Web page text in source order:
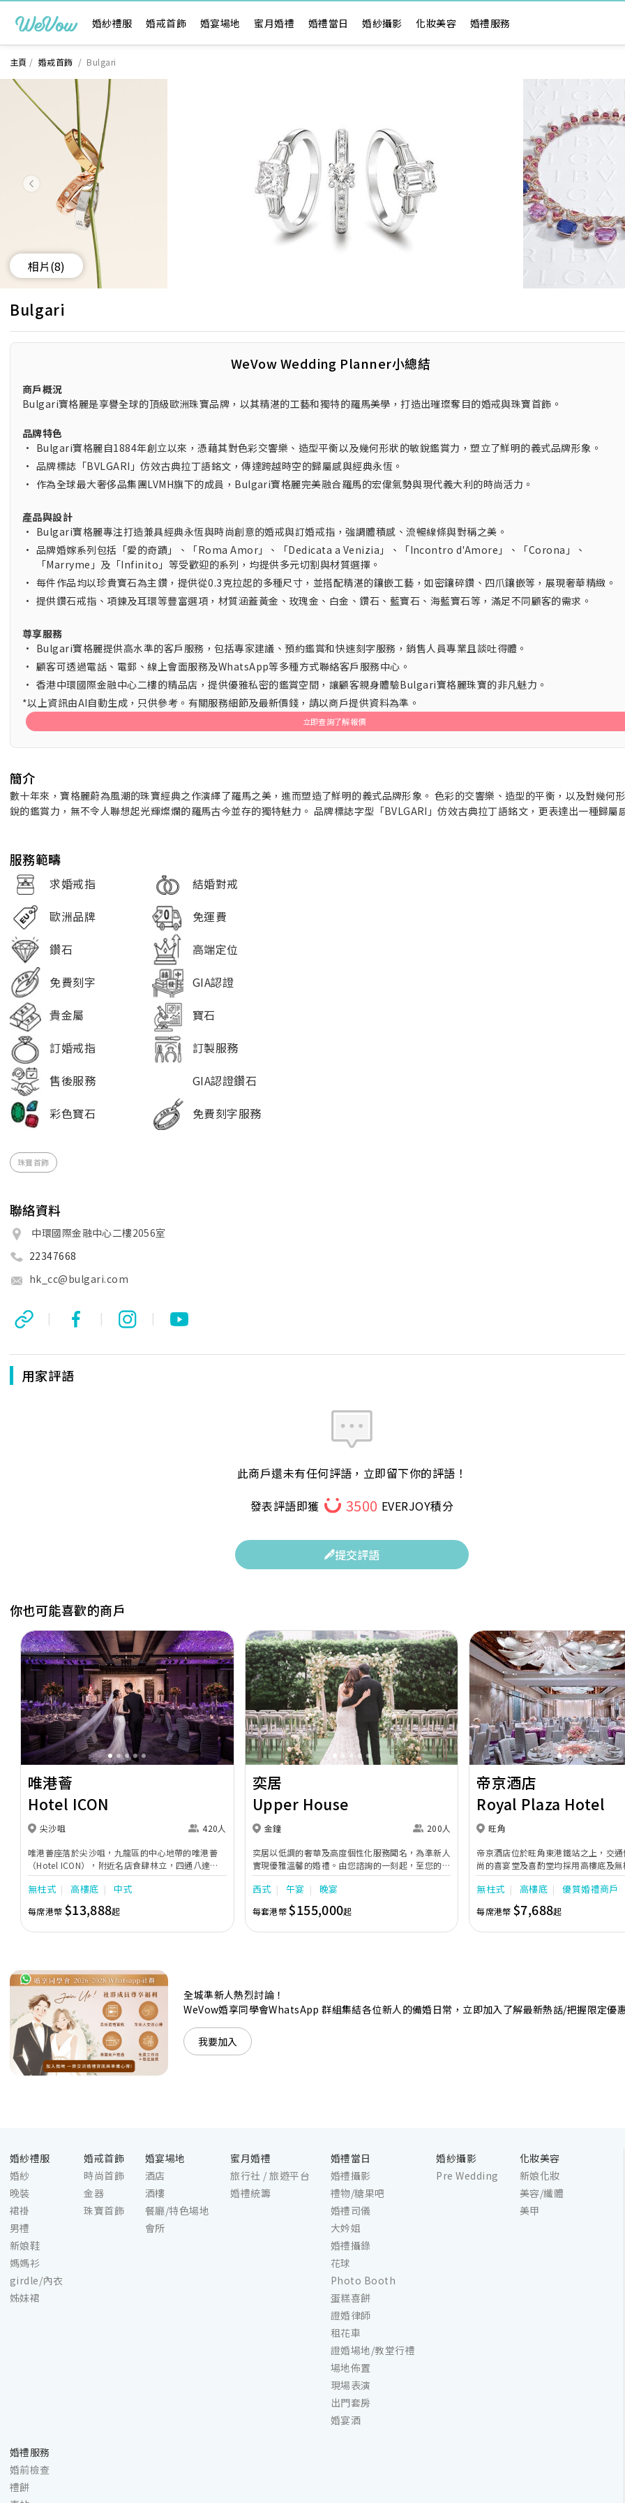
婚紗禮服 婚戒首飾 婚宴場地 蜜月婚禮 婚禮當日 婚紗攝影 化妝美容 婚禮服務
主頁 / 婚戒首飾 / Bulgari
相片(8)
Bulgari
WeVow Wedding Planner小總結
商戶概況
Bulgari寶格麗是享譽全球的頂級歐洲珠寶品牌，以其精湛的工藝和獨特的羅馬美學，打造出璀璨奪目的婚戒與珠寶首飾。
品牌特色
• Bulgari寶格麗自1884年創立以來，憑藉其對色彩交響樂、造型平衡以及幾何形狀的敏銳鑑賞力，塑立了鮮明的義式品牌形象。
• 品牌標誌「BVLGARI」仿效古典拉丁語銘文，傳達跨越時空的歸屬感與經典永恆。
• 作為全球最大奢侈品集團LVMH旗下的成員，Bulgari寶格麗完美融合羅馬的宏偉氣勢與現代義大利的時尚活力。
產品與設計
• Bulgari寶格麗專注打造兼具經典永恆與時尚創意的婚戒與訂婚戒指，強調體積感、流暢線條與對稱之美。
• 品牌婚嫁系列包括「愛的奇蹟」、「Roma Amor」、「Dedicata a Venizia」、「Incontro d'Amore」、「Corona」、
「Marryme」及「Infinito」等受歡迎的系列，均提供多元切割與材質選擇。
• 每件作品均以珍貴寶石為主鑽，提供從0.3克拉起的多種尺寸，並搭配精湛的鑲嵌工藝，如密鑲碎鑽、四爪鑲嵌等，展現奢華精緻。
• 提供鑽石戒指、項鍊及耳環等豐富選項，材質涵蓋黃金、玫瑰金、白金、鑽石、藍寶石、海藍寶石等，滿足不同顧客的需求。
尊享服務
• Bulgari寶格麗提供高水準的客戶服務，包括專家建議、預約鑑賞和快速刻字服務，銷售人員專業且談吐得體。
• 顧客可透過電話、電郵、線上會面服務及WhatsApp等多種方式聯絡客戶服務中心。
• 香港中環國際金融中心二樓的精品店，提供優雅私密的鑑賞空間，讓顧客親身體驗Bulgari寶格麗珠寶的非凡魅力。
*以上資訊由AI自動生成，只供參考。有關服務細節及最新價錢，請以商戶提供資料為準。
立即查詢了解報價
簡介
數十年來，寶格麗蔚為風潮的珠寶經典之作演繹了羅馬之美，進而塑造了鮮明的義式品牌形象。 色彩的交響樂、造型的平衡，以及對幾何
銳的鑑賞力，無不令人聯想起光輝燦爛的羅馬古今並存的獨特魅力。 品牌標誌字型「BVLGARI」仿效古典拉丁語銘文，更表達出一種歸屬
服務範疇
求婚戒指
結婚對戒
歐洲品牌
免運費
鑽石
高端定位
免費刻字
GIA認證
貴金屬
寶石
訂婚戒指
訂製服務
售後服務
GIA認證鑽石
彩色寶石
免費刻字服務
珠寶首飾
聯絡資料
中環國際金融中心二樓2056室
22347668
hk_cc@bulgari.com
| | |
用家評語
此商戶還未有任何評語，立即留下你的評語！
發表評語即獲
3500 EVERJOY積分
提交評語
你也可能喜歡的商戶
Previous Next
唯港薈
Hotel ICON
尖沙咀 420人
唯港薈座落於尖沙咀，九龍區的中心地帶的唯港薈
（Hotel ICON），附近名店食肆林立，四通八達，
充分展現繁華鬧巿中的活力個性，成為一眾準新人舉
辦婚宴的熱門之選。專業團隊由策劃統籌至所有婚宴
每個細節，唯港薈都力臻完美，保證讓您留下獨特的
醉人回憶。 擁有時尚高樓頂的Silverbox宴會廳，配
置了全套先進的視聽影音及燈光設備配套，並採用極
力氛圍的自助餐﹔唯港薈（Hotel ICON），多個風
格各異的婚宴場地，都完美切合各準新人的個性及預
算﹔保證為您打造夢寐以求的特別日子，令賓客永誌
難忘！
無柱式 高樓底 中式
每席港幣 $13,888起
Previous Next
奕居
Upper House
金鐘 200人
奕居以低調的奢華及高度個性化服務聞名，為準新人
實現優雅溫馨的婚禮。由您諮詢的一刻起，至您的大
日子，我們的專業團隊會為您攜手實現夢想婚禮。
西式 午宴 晚宴
每套港幣$155,000起
Previous
帝京酒店
Royal Plaza Hotel
旺角
帝京酒店位於旺角東港鐵站之上，交
尚的喜宴堂及喜酌堂均採用高樓底及無
境寬敞，且備有LED幕牆、燈光及影音
最多可筵開40席，更配有水晶吊燈，適
婚禮。另外，空中花園深心薈是毛孩友
飽覽獅子山景致，適合舉行戶外婚禮或
店專業的宴會團隊提供貼心服務，讓
無柱式 高樓底 優質婚禮商戶
每席港幣$7,688起
全城準新人熱烈討論！
WeVow婚享同學會WhatsApp 群組集結各位新人的備婚日常，立即加入了解最新熱話/把握限定優惠
我要加入
婚紗禮服
婚紗
晚裝
裙褂
男禮
新娘鞋
媽媽衫
girdle/內衣
姊妹裙
婚戒首飾
時尚首飾
金器
珠寶首飾
婚宴場地
酒店
酒樓
餐廳/特色場地
會所
蜜月婚禮
旅行社 / 旅遊平台
婚禮統籌
婚禮當日
婚禮攝影
禮物/糖果吧
婚禮司儀
大妗姐
婚禮攝錄
花球
Photo Booth
蛋糕喜餅
證婚律師
租花車
證婚場地/教堂行禮
場地佈置
現場表演
出門套房
婚宴酒
婚紗攝影
Pre Wedding
化妝美容
新娘化妝
美容/纖體
美甲
婚禮服務
婚前檢查
禮餅